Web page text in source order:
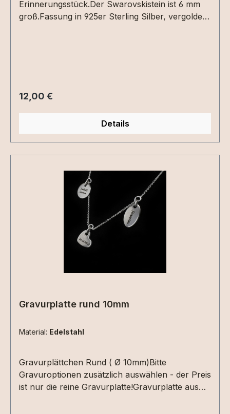
Erinnerungsstück.Der Swarovskistein ist 6 mm
groß.Fassung in 925er Sterling Silber, vergoldet
Regulärer Preis:
12,00 €
Details
Gravurplatte rund 10mm
Material: Edelstahl
Gravurplättchen Rund ( Ø 10mm)Bitte
Gravuroptionen zusätzlich auswählen - der Preis
ist nur die reine Gravurplatte!Gravurplatte aus